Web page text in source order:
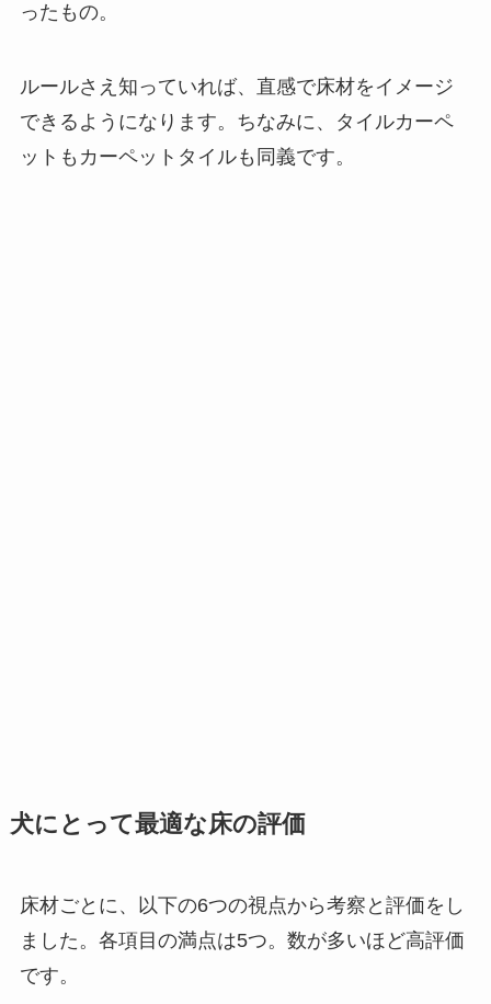
ったもの。
ルールさえ知っていれば、直感で床材をイメージ
できるようになります。ちなみに、タイルカーペ
ットもカーペットタイルも同義です。
犬にとって最適な床の評価
床材ごとに、以下の6つの視点から考察と評価をし
ました。各項目の満点は5つ。数が多いほど高評価
です。